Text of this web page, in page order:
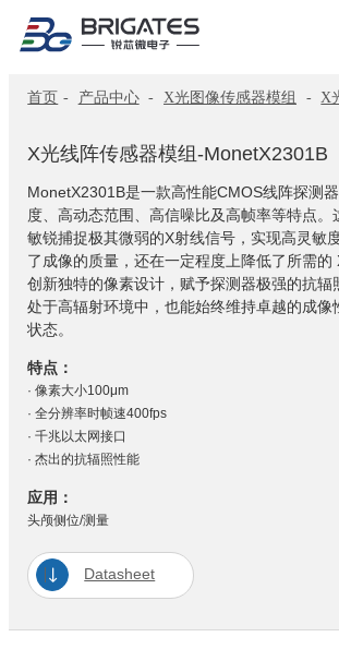
首页 - 产品中心 - X光图像传感器模组 - X
X光线阵传感器模组-MonetX2301B
MonetX2301B是一款高性能CMOS线阵探测
度、高动态范围、高信噪比及高帧率等特点。
敏锐捕捉极其微弱的X射线信号，实现高灵敏
了成像的质量，还在一定程度上降低了所需的
创新独特的像素设计，赋予探测器极强的抗辐
处于高辐射环境中，也能始终维持卓越的成像
状态。
特点：
· 像素大小100μm
· 全分辨率时帧速400fps
· 千兆以太网接口
· 杰出的抗辐照性能
应用：
头颅侧位/测量
Datasheet